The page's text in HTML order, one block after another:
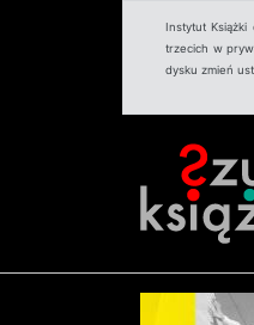
Instytut
trzecich w
dysku zmień